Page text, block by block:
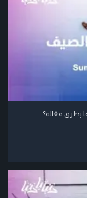
بطرق فعّالة؟